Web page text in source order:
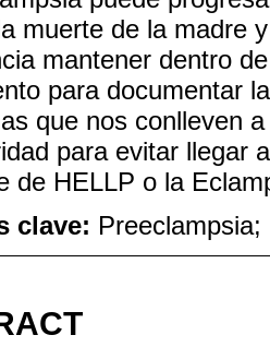
muerte de la madre
mantener dentro
para documentar
que nos conlleven
para evitar llegar
de HELLP o la
clave: